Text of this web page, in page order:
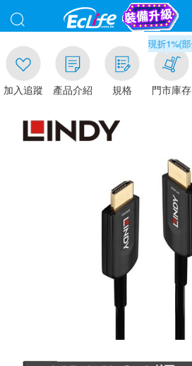
入追蹤 產品介紹 規格
滿千元門市取貨現折1%(部分
門市庫存